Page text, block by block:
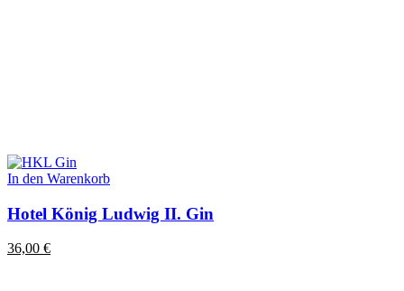
In den Warenkorb
Hotel König Ludwig II. Gin
36,00 €